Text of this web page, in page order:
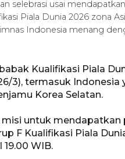
selebrasi usai
Piala Dunia 2026 zona
Indonesia menang
Kualifikasi Piala
3), termasuk
Korea Selatan.
untuk
F Kualifikasi Piala
19.00 WIB.